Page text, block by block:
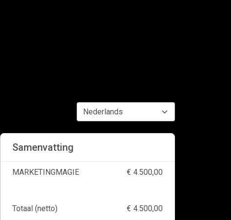
Samenvatting
MARKETINGMAGIE € 4.500,00
Totaal (netto)
€ 4.500,00